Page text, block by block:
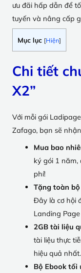
ưu đãi hấp dẫn để
tuyến và nâng cấp
Mục lục [Hiện]
Chi tiết
X2”
Với mỗi gói
Zafago, bạn sẽ
Mua bao
ký gói 1 năm,
phí!
Tặng toàn
Đây là cơ hội
Landing
2GB tài liệu
tài liệu thực
hiệu quả nhất.
Bộ Ebook tối